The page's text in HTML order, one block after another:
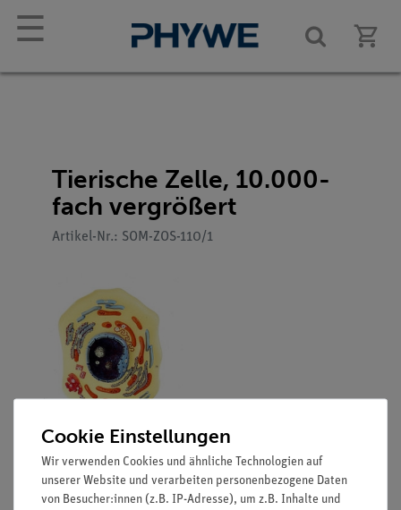
☰
Tierische Zelle, 10.000-
fach vergrößert
Artikel-Nr.: SOM-ZOS-110/1
Cookie Einstellungen
Wir verwenden Cookies und ähnliche Technologien auf
unserer Website und verarbeiten personenbezogene Daten
von Besucher:innen (z.B. IP-Adresse), um z.B. Inhalte und